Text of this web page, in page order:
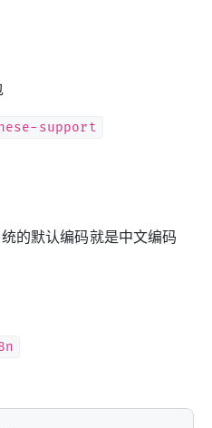
support
的默认编码就是中文编码